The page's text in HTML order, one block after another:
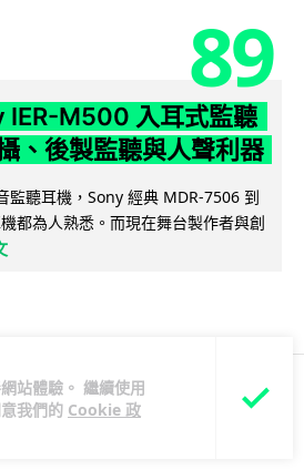
站體驗。 繼續使用
我們的 Cookie 政
89
IER-M500 入耳式監聽
、後製監聽與人聲利器
監聽耳機，Sony 經典 MDR-7506 到
都為人熟悉。而現在舞台製作者與創